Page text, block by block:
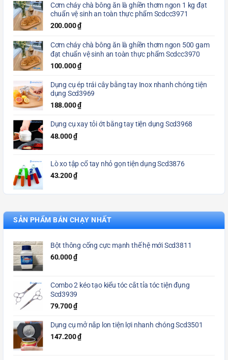
Cơm cháy chà bông ăn là ghiền thơm ngon 1 kg đạt
chuẩn vệ sinh an toàn thực phẩm Scdcc3971
200.000₫
Cơm cháy chà bông ăn là ghiền thơm ngon 500 gam
đạt chuẩn vệ sinh an toàn thực phẩm Scdcc3970
100.000₫
Dụng cụ ép trái cây bằng tay Inox nhanh chóng tiện
dụng Scd3969
188.000₫
Dụng cụ xay tỏi ớt bằng tay tiện dụng Scd3968
48.000₫
Lò xo tập cổ tay nhỏ gọn tiện dụng Scd3876
43.200₫
SẢN PHẨM BÁN CHẠY NHẤT
Bột thông cống cực mạnh thế hệ mới Scd3811
60.000₫
Combo 2 kéo tạo kiểu tóc cắt tỉa tóc tiện đụng
Scd3939
79.700₫
Dụng cụ mở nắp lon tiện lợi nhanh chóng Scd3501
147.200₫